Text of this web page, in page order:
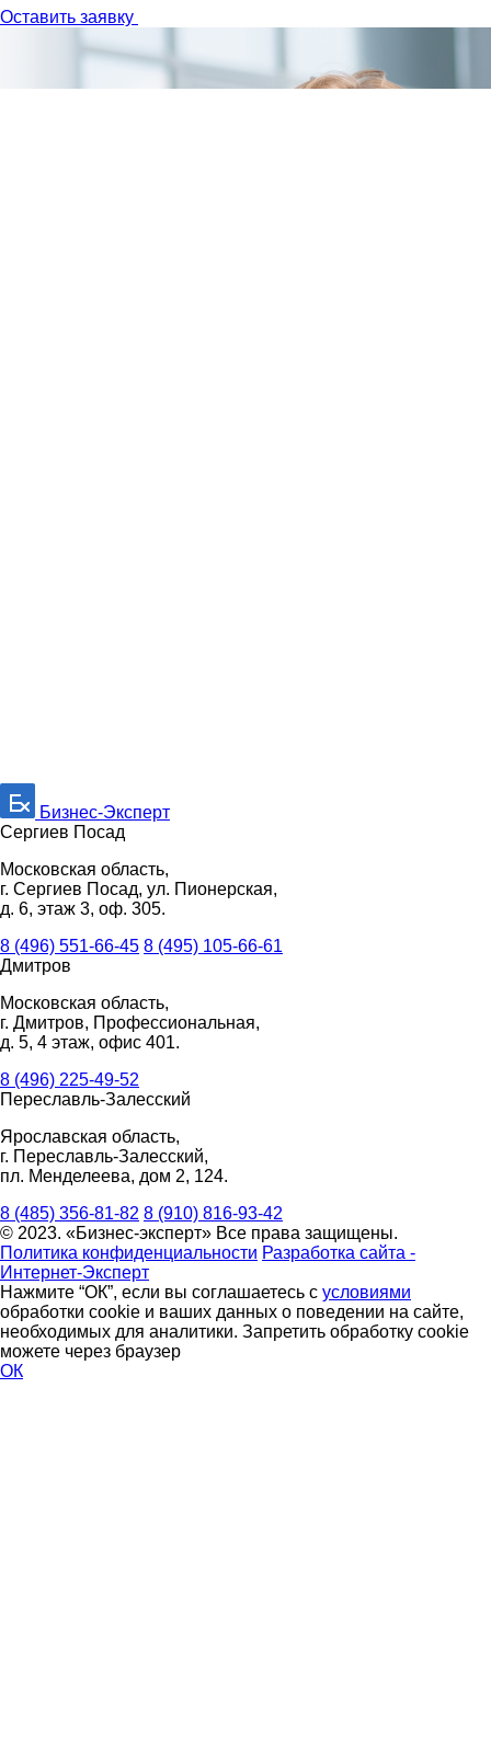
Оставить заявку
Бизнес-Эксперт
Сергиев Посад
Московская область,
г. Сергиев Посад, ул. Пионерская,
д. 6, этаж 3, оф. 305.
8 (496) 551-66-45 8 (495) 105-66-61
Дмитров
Московская область,
г. Дмитров, Профессиональная,
д. 5, 4 этаж, офис 401.
8 (496) 225-49-52
Переславль-Залесский
Ярославская область,
г. Переславль-Залесский,
пл. Менделеева, дом 2, 124.
8 (485) 356-81-82 8 (910) 816-93-42
© 2023. «Бизнес-эксперт» Все права защищены.
Политика конфиденциальности Разработка сайта -
Интернет-Эксперт
Нажмите “ОК”, если вы соглашаетесь с условиями
обработки cookie и ваших данных о поведении на сайте,
необходимых для аналитики. Запретить обработку cookie
можете через браузер
ОК